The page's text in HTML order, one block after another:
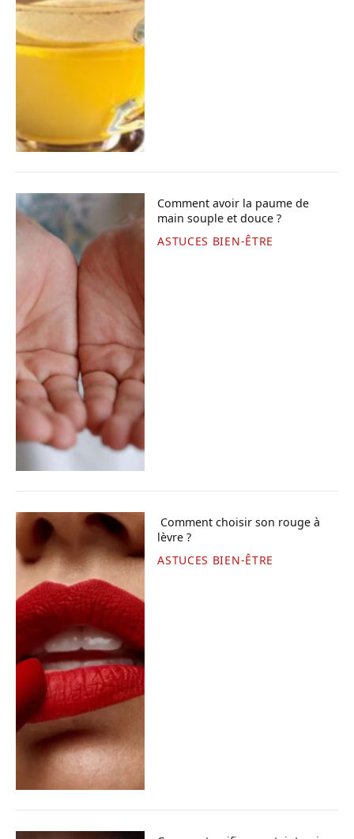
Comment avoir la paume de
main souple et douce ?
ASTUCES BIEN-ÊTRE
Comment choisir son rouge à
lèvre ?
ASTUCES BIEN-ÊTRE